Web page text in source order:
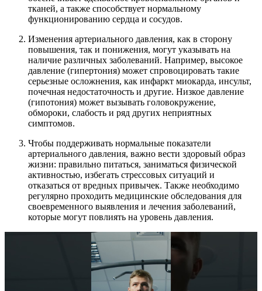
тканей, а также способствует нормальному
функционированию сердца и сосудов.
Изменения артериального давления, как в сторону
повышения, так и понижения, могут указывать на
наличие различных заболеваний. Например, высокое
давление (гипертония) может спровоцировать такие
серьезные осложнения, как инфаркт миокарда, инсульт,
почечная недостаточность и другие. Низкое давление
(гипотония) может вызывать головокружение,
обмороки, слабость и ряд других неприятных
симптомов.
Чтобы поддерживать нормальные показатели
артериального давления, важно вести здоровый образ
жизни: правильно питаться, заниматься физической
активностью, избегать стрессовых ситуаций и
отказаться от вредных привычек. Также необходимо
регулярно проходить медицинские обследования для
своевременного выявления и лечения заболеваний,
которые могут повлиять на уровень давления.